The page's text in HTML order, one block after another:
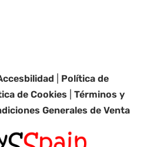
Política de
de Cookies |Términos y
Generales de Venta